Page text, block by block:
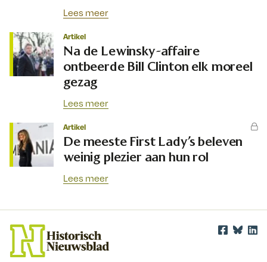
Lees meer
Artikel
Na de Lewinsky-affaire
ontbeerde Bill Clinton elk moreel
gezag
Lees meer
Artikel
De meeste First Lady’s beleven
weinig plezier aan hun rol
Lees meer